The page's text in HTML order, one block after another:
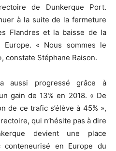
de Dunkerque Port.
à la suite de la fermeture
Flandres et la baisse de la
« Nous sommes le
constate Stéphane Raison.
aussi progressé grâce à
gain de 13% en 2018. « De
de ce trafic s’élève à 45% »,
qui n’hésite pas à dire
devient une place
en Europe du